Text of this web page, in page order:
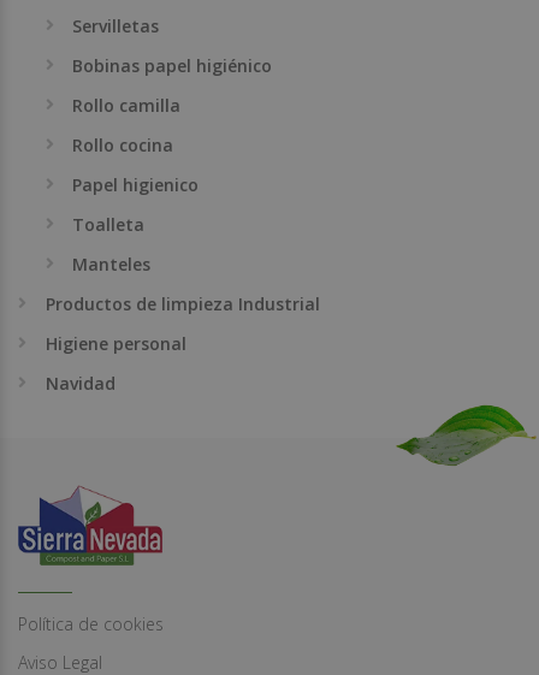
Servilletas
Bobinas papel higiénico
Rollo camilla
Rollo cocina
Papel higienico
Toalleta
Manteles
Productos de limpieza Industrial
Higiene personal
Navidad
Política de cookies
Aviso Legal